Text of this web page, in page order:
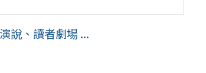
說、讀者劇場 ...